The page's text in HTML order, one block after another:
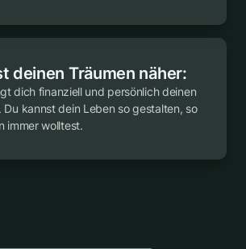
deinen Träumen näher:
dich finanziell und persönlich deinen
Du kannst dein Leben so gestalten, so
immer wolltest.